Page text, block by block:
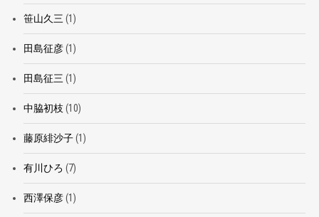
笹山久三 (1)
田島征彦(1)
田島征三 (1)
中脇初枝 (10)
藤原緋沙子(1)
有川ひろ (7)
西澤保彦(1)